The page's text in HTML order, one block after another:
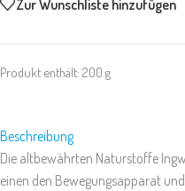
Zur Wunschliste hinzufügen
Produkt enthält: 200 g
Beschreibung
Die altbewährten Naturstoffe
einen den Bewegungsapparat